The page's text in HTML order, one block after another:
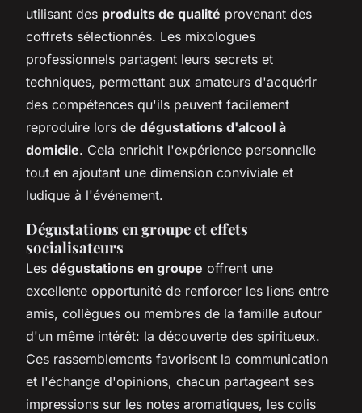
utilisant des produits de qualité provenant des
coffrets sélectionnés. Les mixologues
professionnels partagent leurs secrets et
techniques, permettant aux amateurs d'acquérir
des compétences qu'ils peuvent facilement
reproduire lors de dégustations d'alcool à
domicile. Cela enrichit l'expérience personnelle
tout en ajoutant une dimension conviviale et
ludique à l'événement.
Dégustations en groupe et effets
socialisateurs
Les dégustations en groupe offrent une
excellente opportunité de renforcer les liens entre
amis, collègues ou membres de la famille autour
d'un même intérêt: la découverte des spiritueux.
Ces rassemblements favorisent la communication
et l'échange d'opinions, chacun partageant ses
impressions sur les notes aromatiques, les colis